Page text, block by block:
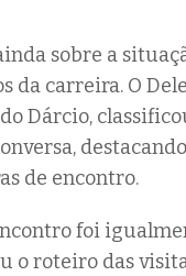
sobre a
da carreira. O
Dárcio,
de encontro.
foi
o roteiro das